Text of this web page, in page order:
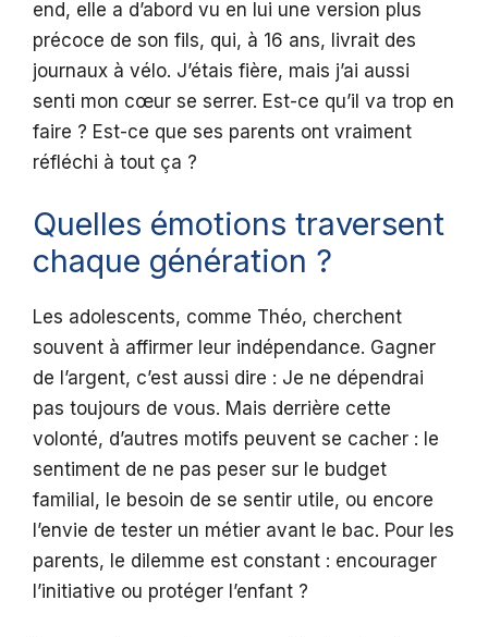
end, elle a d’abord vu en lui une version plus
précoce de son fils, qui, à 16 ans, livrait des
journaux à vélo. J’étais fière, mais j’ai aussi
senti mon cœur se serrer. Est-ce qu’il va trop en
faire ? Est-ce que ses parents ont vraiment
réfléchi à tout ça ?
Quelles émotions traversent
chaque génération ?
Les adolescents, comme Théo, cherchent
souvent à affirmer leur indépendance. Gagner
de l’argent, c’est aussi dire : Je ne dépendrai
pas toujours de vous. Mais derrière cette
volonté, d’autres motifs peuvent se cacher : le
sentiment de ne pas peser sur le budget
familial, le besoin de se sentir utile, ou encore
l’envie de tester un métier avant le bac. Pour les
parents, le dilemme est constant : encourager
l’initiative ou protéger l’enfant ?